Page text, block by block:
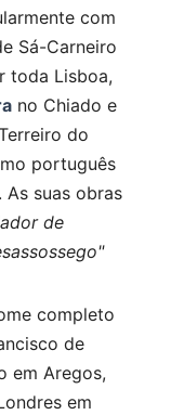
com
Sá-Carneiro
toda Lisboa,
no Chiado e
do
português
suas obras
de
completo
de
em Aregos,
em